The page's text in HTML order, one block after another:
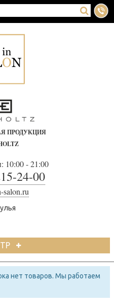
ПРОДУКЦИЯ
10:00 - 21:00
24-00
salon.ru
нет товаров. Мы работаем